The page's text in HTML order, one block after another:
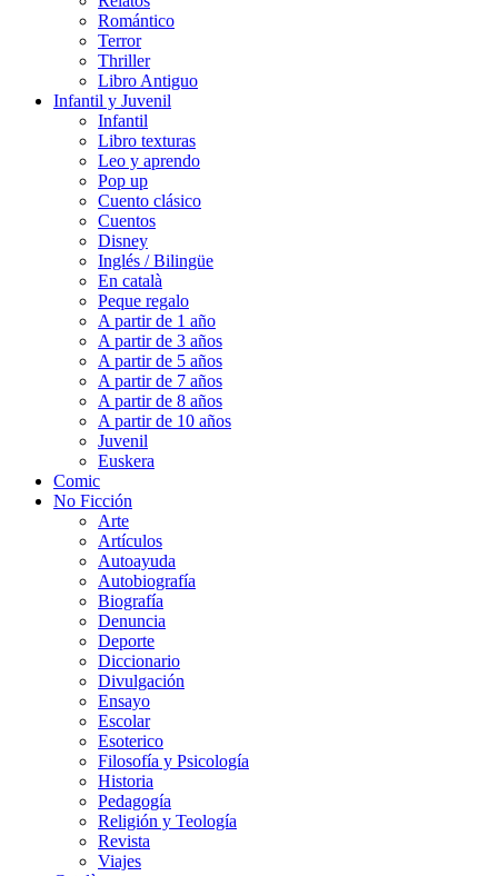
Romántico
Terror
Thriller
Libro Antiguo
Infantil y Juvenil
Infantil
Libro texturas
Leo y aprendo
Pop up
Cuento clásico
Cuentos
Disney
Inglés / Bilingüe
En català
Peque regalo
A partir de 1 año
A partir de 3 años
A partir de 5 años
A partir de 7 años
A partir de 8 años
A partir de 10 años
Juvenil
Euskera
Comic
No Ficción
Arte
Artículos
Autoayuda
Autobiografía
Biografía
Denuncia
Deporte
Diccionario
Divulgación
Ensayo
Escolar
Esoterico
Filosofía y Psicología
Historia
Pedagogía
Religión y Teología
Revista
Viajes